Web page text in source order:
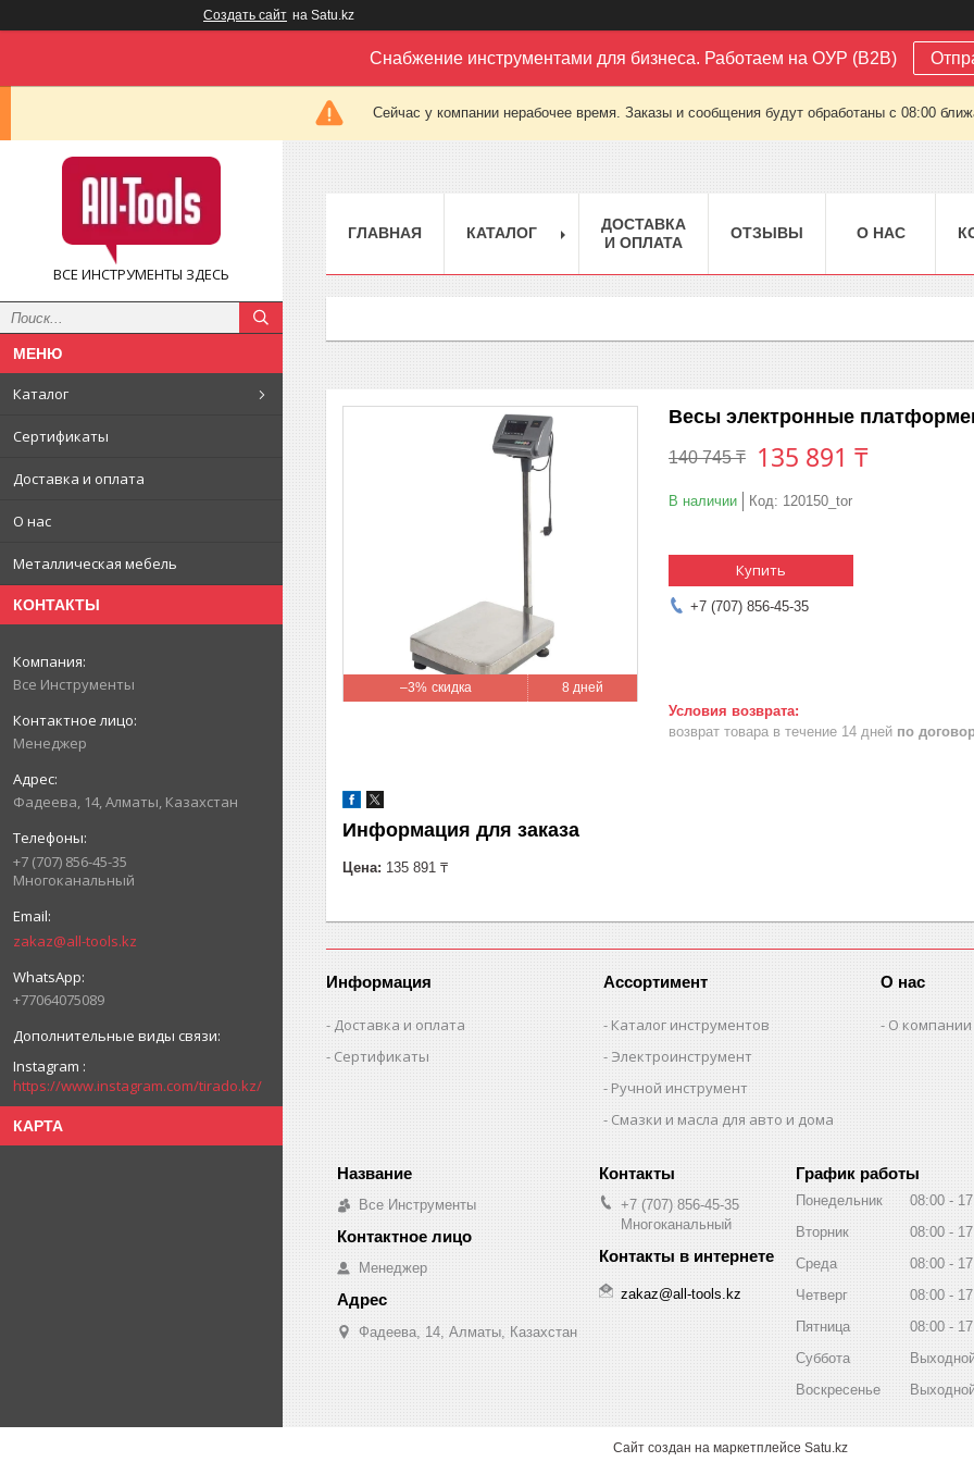
Создать сайт на Satu.kz
Снабжение инструментами для бизнеса. Работаем на ОУР (B2B)
Сейчас у компании нерабочее время. Заказы и сообщения будут обработаны с 08:00
ВСЕ ИНСТРУМЕНТЫ ЗДЕСЬ
Каталог
Сертификаты
Доставка и оплата
О нас
Металлическая мебель
КОНТАКТЫ
Все Инструменты
Менеджер
Фадеева, 14, Алматы, Казахстан
+7 (707) 856-45-35
Многоканальный
zakaz@all-tools.kz
+77064075089
Instagram
https://www.instagram.com/tirado.kz/
КАРТА
ГЛАВНАЯ КАТАЛОГ
ДОСТАВКА
И ОПЛАТА
ОТЗЫВЫ О НАС
–3% 8 дней
Весы электронные
140 745 ₸ 135 891 ₸
В наличии Код: 120150_tor
Купить
+7 (707) 856-45-35
возврат товара в течение 14 дней по
Информация для заказа
Цена: 135 891 ₸
Информация
Доставка и оплата
Сертификаты
Ассортимент
Каталог инструментов
Электроинструмент
Ручной инструмент
Смазки и масла для авто и дома
О нас
О компании
Все Инструменты
Менеджер
Фадеева, 14, Алматы, Казахстан
+7 (707) 856-45-35
Многоканальный
zakaz@all-tools.kz
График работы
Понедельник 08:00
Вторник
08:00
Среда
08:00
Четверг
08:00
Пятница
08:00
Суббота
Воскресенье
Сайт создан на маркетплейсе Satu.kz